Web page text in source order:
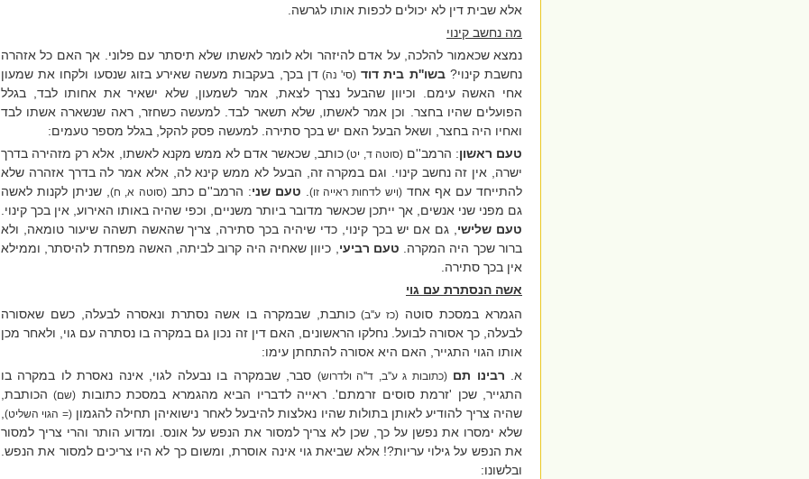
אלא שבית דין לא יכולים לכפות אותו לגרשה.
מה נחשב קינוי
נמצא שכאמור להלכה, על אדם להיזהר ולא לומר לאשתו שלא תיסתר עם פלוני. אך האם כל אזהרה
נחשבת קינוי?בשו''ת בית דוד (סי' נה) דן בכך, בעקבות מעשה שאירע בזוג שנסעו ולקחו את שמעון
אחי האשה עימם. וכיוון שהבעל נצרך לצאת, אמר לשמעון, שלא ישאיר את אחותו לבד, בגלל
הפועלים שהיו בחצר. וכן אמר לאשתו, שלא תשאר לבד. למעשה כשחזר, ראה שנשארה אשתו לבד
ואחיו היה בחצר, ושאל הבעל האם יש בכך סתירה. למעשה פסק להקל, בגלל מספר טעמים:
טעם ראשון: הרמב''ם(סוטה ד, יט) כותב, שכאשר אדם לא ממש מקנא לאשתו, אלא רק מזהירה בדרך
ישרה, אין זה נחשב קינוי. וגם במקרה זה, הבעל לא ממש קינא לה, אלא אמר לה בדרך אזהרה שלא
להתייחד עם אף אחד(ויש לדחות ראייה זו). טעם שני: הרמב''ם כתב(סוטה א, ח), שניתן לקנות לאשה
גם מפני שני אנשים, אך ייתכן שכאשר מדובר ביותר משניים, וכפי שהיה באותו האירוע, אין בכך קינוי.
טעם שלישי, גם אם יש בכך קינוי, כדי שיהיה בכך סתירה, צריך שהאשה תשהה שיעור טומאה, ולא
ברור שכך היה המקרה. טעם רביעי, כיוון שאחיה היה קרוב לביתה, האשה מפחדת להיסתר, וממילא
אין בכך סתירה.
אשה הנסתרת עם גוי
הגמרא במסכת סוטה (כז ע''ב) כותבת, שבמקרה בו אשה נסתרת ונאסרה לבעלה, כשם שאסורה
לבעלה, כך אסורה לבועל. נחלקו הראשונים, האם דין זה נכון גם במקרה בו נסתרה עם גוי, ולאחר מכן
אותו הגוי התגייר, האם היא אסורה להתחתן עימו:
א. רבינו תם (כתובות ג ע''ב, ד''ה ולדרוש) סבר, שבמקרה בו נבעלה לגוי, אינה נאסרת לו במקרה בו
התגייר, שכן 'זרמת סוסים זרמתם'. ראייה לדבריו הביא מהגמרא במסכת כתובות (שם)הכותבת,
שהיה צריך להודיע לאותן בתולות שהיו נאלצות להיבעל לאחר נישואיהן תחילה להגמון(= הגוי השליט),
שלא ימסרו את נפשן על כך, שכן לא צריך למסור את הנפש על אונס. ומדוע הותר והרי צריך למסור
את הנפש על גילוי עריות?! אלא שביאת גוי אינה אוסרת, ומשום כך לא היו צריכים למסור את הנפש.
ובלשונו: